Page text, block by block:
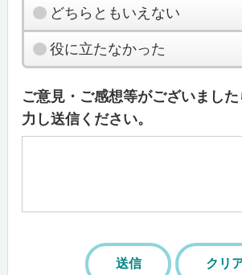
どちらともいえない
役に立たなかった
ご意見・ご感想等がございまし
力し送信ください。